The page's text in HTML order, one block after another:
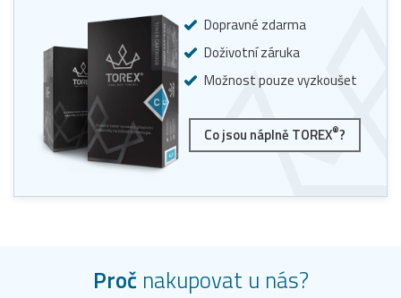
Dopravné zdarma
Doživotní záruka
Možnost pouze vyzkoušet
Co jsou náplně TOREX®?
Proč nakupovat u nás?